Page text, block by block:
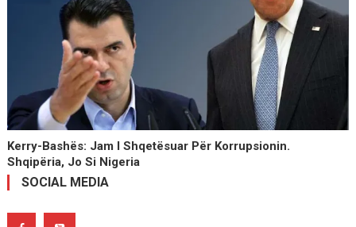
Kerry-Bashës: Jam I Shqetësuar Për Korrupsionin.
Shqipëria, Jo Si Nigeria
SOCIAL MEDIA